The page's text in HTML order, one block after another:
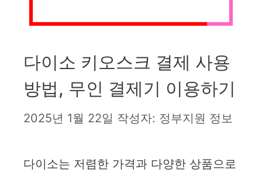
다이소 키오스크 결제 사용
방법, 무인 결제기 이용하기
2025년 1월 22일 작성자: 정부지원 정보
다이소는 저렴한 가격과 다양한 상품으로